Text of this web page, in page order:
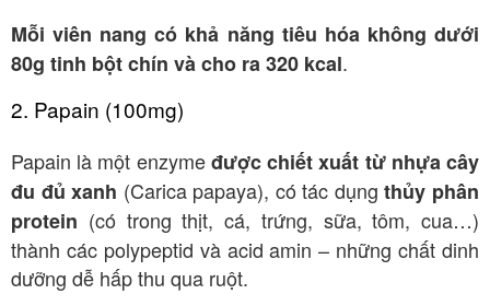
Mỗi viên nang có khả năng tiêu hóa không dưới
80g tinh bột chín và cho ra 320 kcal.
2. Papain (100mg)
Papain là một enzymeđược chiết xuất từ nhựa cây
đu đủ xanh (Carica papaya), có tác dụngthủy phân
protein (có trong thịt, cá, trứng, sữa, tôm, cua…)
thành các polypeptid và acid amin – những chất dinh
dưỡng dễ hấp thu qua ruột.